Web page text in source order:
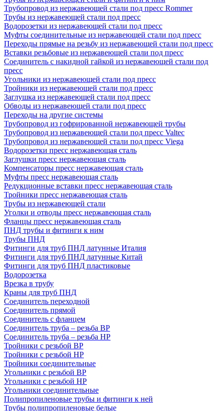
Трубопровод из нержавеющей стали под пресс Rommer
Трубы из нержавеющей стали под пресс
Водорозетки из нержавеющей стали под пресс
Муфты соединительные из нержавеющей стали под пресс
Переходы прямые на резьбу из нержавеющей стали под пресс
Вставки резьбовые из нержавеющей стали под пресс
Соединитель с накидной гайкой из нержавеющей стали под
пресс
Угольники из нержавеющей стали под пресс
Тройники из нержавеющей стали под пресс
Заглушка из нержавеющей стали под пресс
Обводы из нержавеющей стали под пресс
Переходы на другие системы
Трубопровод из гофрированной нержавеющей трубы
Трубопровод из нержавеющей стали под пресс Valtec
Трубопровод из нержавеющей стали под пресс Viega
Водорозетки пресс нержавеющая сталь
Заглушки пресс нержавеющая сталь
Компенсаторы пресс нержавеющая сталь
Муфты пресс нержавеющая сталь
Редукционные вставки пресс нержавеющая сталь
Тройники пресс нержавеющая сталь
Трубы из нержавеющей стали
Уголки и отводы пресс нержавеющая сталь
Фланцы пресс нержавеющая сталь
ПНД трубы и фитинги к ним
Трубы ПНД
Фитинги для труб ПНД латунные Италия
Фитинги для труб ПНД латунные Китай
Фитинги для труб ПНД пластиковые
Водорозетка
Врезка в трубу
Краны для труб ПНД
Соединитель переходной
Соединитель прямой
Соединитель с фланцем
Соединитель труба – резьба ВР
Соединитель труба – резьба НР
Тройники с резьбой ВР
Тройники с резьбой НР
Тройники соединительные
Угольники с резьбой ВР
Угольники с резьбой НР
Угольники соединительные
Полипропиленовые трубы и фитинги к ней
Трубы полипропиленовые белые